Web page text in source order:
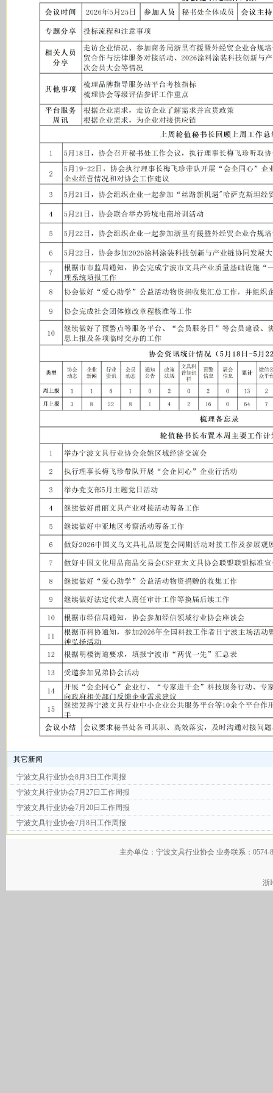
其它新闻
宁波文具行业协会8月3日工作周报
宁波文具行业协会7月27日工作周报
宁波文具行业协会7月20日工作周报
宁波文具行业协会7月8日工作周报
主办单位：宁波文具行业协会 业务联系：
浙